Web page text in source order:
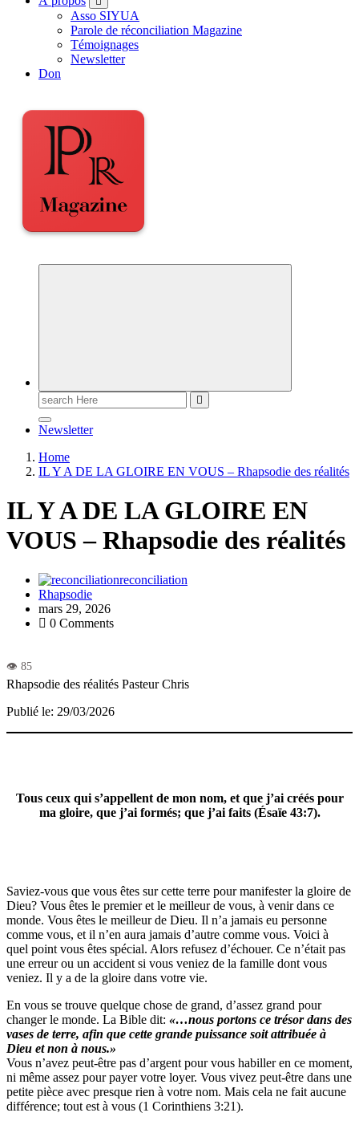
Asso SIYUA
Parole de réconciliation Magazine
Témoignages
Newsletter
Don
Newsletter
Home
IL Y A DE LA GLOIRE EN VOUS – Rhapsodie des réalités
IL Y A DE LA GLOIRE EN
VOUS – Rhapsodie des réalités
reconciliation
Rhapsodie
mars 29, 2026
0 Comments
Rhapsodie des réalités Pasteur Chris
Publié le: 29/03/2026
Tous ceux qui s’appellent de mon nom, et que j’ai créés pour
ma gloire, que j’ai formés; que j’ai faits (Ésaïe 43:7).
Saviez-vous que vous êtes sur cette terre pour manifester la gloire de
Dieu? Vous êtes le premier et le meilleur de vous, à venir dans ce
monde. Vous êtes le meilleur de Dieu. Il n’a jamais eu personne
comme vous, et il n’en aura jamais d’autre comme vous. Voici à
quel point vous êtes spécial. Alors refusez d’échouer. Ce n’était pas
une erreur ou un accident si vous veniez de la famille dont vous
veniez. Il y a de la gloire dans votre vie.
En vous se trouve quelque chose de grand, d’assez grand pour
changer le monde. La Bible dit: «…nous portons ce trésor dans des
vases de terre, afin que cette grande puissance soit attribuée à
Dieu et non à nous.»
Vous n’avez peut-être pas d’argent pour vous habiller en ce moment,
ni même assez pour payer votre loyer. Vous vivez peut-être dans une
petite pièce avec presque rien à votre nom. Mais cela ne fait aucune
différence; tout est à vous (1 Corinthiens 3:21).